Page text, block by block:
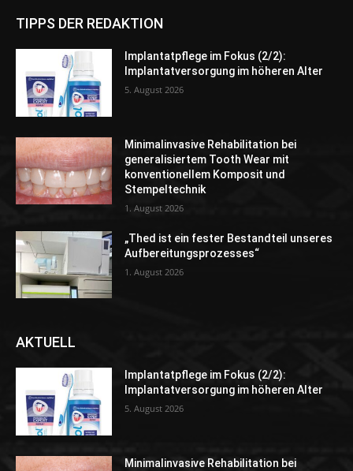
TIPPS DER REDAKTION
Implantatpflege im Fokus (2/2):
Implantatversorgung im höheren Alter
5. August 2026
Minimalinvasive Rehabilitation bei
generalisiertem Tooth Wear mit
konventionellem Komposit und
Stempeltechnik
1. August 2026
„Thed ist ein fester Bestandteil unseres
Aufbereitungsprozesses“
1. August 2026
AKTUELL
Implantatpflege im Fokus (2/2):
Implantatversorgung im höheren Alter
5. August 2026
Minimalinvasive Rehabilitation bei